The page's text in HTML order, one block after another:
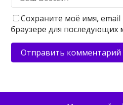
Сохраните моё имя, email
браузере для